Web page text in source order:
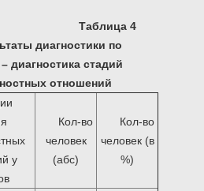
Таблица 4
диагностики по
диагностика стадий
отношений
у
Кол-во
человек
(абс)
Кол-во
человек (в
%)